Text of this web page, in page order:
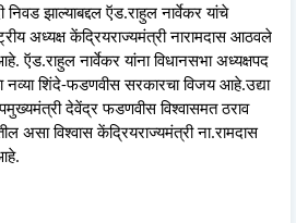
निवड झाल्याबद्दल ऍड.राहुल नार्वेकर यांचे
अध्यक्ष केंद्रियराज्यमंत्री नारामदास आठवले
ऍड.राहुल नार्वेकर यांना विधानसभा अध्यक्षपद
नव्या शिंदे-फडणवीस सरकारचा विजय आहे.उद्या
देवेंद्र फडणवीस विश्वासमत ठराव
असा विश्वास केंद्रियराज्यमंत्री ना.रामदास